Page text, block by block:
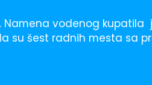
vodenog
su šest radnih mesta sa